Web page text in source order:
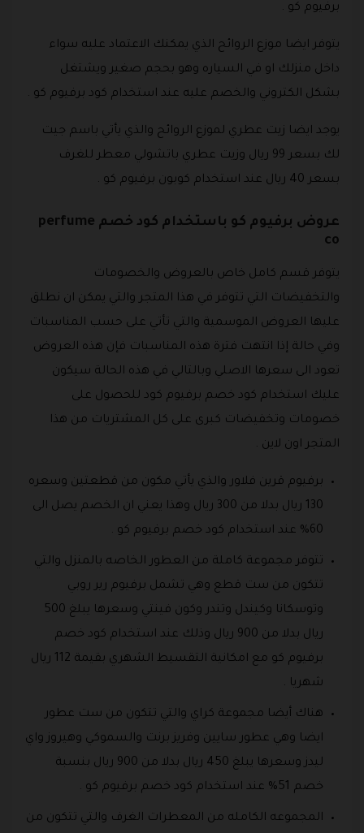
برفيوم كو .
يتوفر ايضا موزع الروائح الذي يمكنك الاعتماد عليه سواء
داخل منزلك او في السياره وهو بحجم صغير ويشتغل
بشكل الكتروني والخصم عليه عند استخدام كود برفيوم كو .
يوجد ايضا زيت عطري لموزع الروائح والذي يأتي باسم جيت
لك بسعر 99 ريال وزيت عطري باتشولي معطر للغرف
بسعر 40 ريال عند استخدام كوبون برفيوم كو .
عروض برفيوم كو باستخدام كود خصم perfume
co
يتوفر قسم كامل خاص بالعروض والخصومات
والتخفيضات التي تتوفر في هذا المتجر والتي يمكن ان نطلق
عليها العروض الموسمية والتي تأتي على حسب المناسبات
وفي حالة إذا انتهت فترة هذه المناسبات فإن هذه العروض
تعود الى سعرها الاصلي وبالتالي في هذه الحالة سيكون
عليك استخدام كود خصم برفيوم كود للحصول على
خصومات وتخفيضات كبرى على كل المشتريات من هذا
المتجر اون لاين .
برفيوم قرين فلاور والذي يأتي مكون من قطعتين وسعره
130 ريال بدلا من 300 ريال وهذا يعني ان الخصم يصل الى
60% عند استخدام كود خصم برفيوم كو .
تتوفر مجموعة كاملة من العطور الخاصه بالمنزل والتي
تتكون من ست قطع وهي تشمل برفيوم رير روبي
وتوسكانا وكيندل وتندر وكون فينتي وسعرها يبلغ 500
ريال بدلا من 900 ريال وذلك عند استخدام كود خصم
برفيوم كو مع امكانية التقسيط الشهري بقيمة 112 ريال
شهريا .
هناك أيضا مجموعة كراي والتي تتكون من ست عطور
ايضا وهي عطور سايين وفريز برنت والسموكي وهيروز واي
ليدز وسعرها يبلغ 450 ريال بدلا من 900 ريال بنسبة
خصم 51% عند استخدام كود خصم برفيوم كو .
المجموعه الكامله من المعطرات الغرف والتي تتكون من